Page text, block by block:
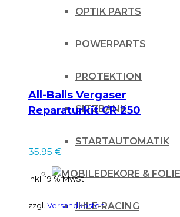
OPTIK PARTS
POWERPARTS
PROTEKTION
SITZBANK
STARTAUTOMATIK
DEKORE &
IHLE-RACING
All-Balls Vergaser
Reparaturkit CR 250
35.95 €
inkl. 19 % MwSt.
zzgl. Versandkosten